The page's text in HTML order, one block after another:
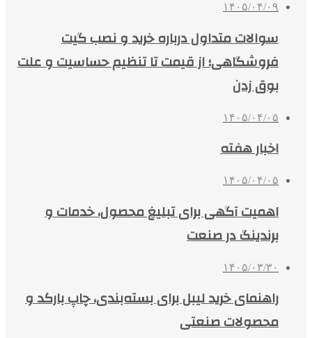
۱۴۰۵/۰۴/۰۹
سوالات متداول درباره خرید و نصب گیت
فروشگاهی؛ از قیمت تا تنظیم حساسیت و علت
بوق زدن
۱۴۰۵/۰۴/۰۵
اخبار هفته
۱۴۰۵/۰۴/۰۵
اهمیت آگهی برای تبلیغ محصول، خدمات و
برندینگ در صنعت
۱۴۰۵/۰۳/۳۰
راهنمای خرید لیبل برای بسته‌بندی، چاپ بارکد و
محصولات صنعتی